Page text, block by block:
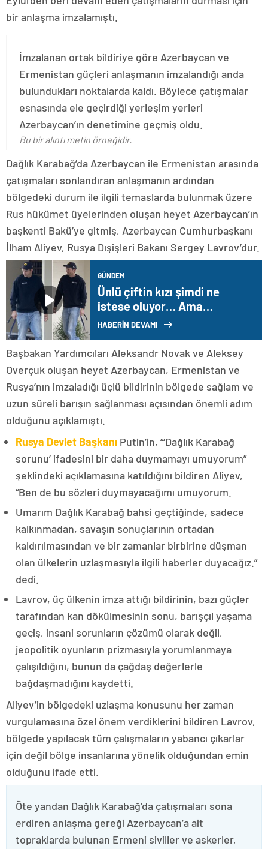
bir anlaşma imzalamıştı.
İmzalanan ortak bildiriye göre Azerbaycan ve
Ermenistan güçleri anlaşmanın imzalandığı anda
bulundukları noktalarda kaldı. Böylece çatışmalar
esnasında ele geçirdiği yerleşim yerleri
Azerbaycan’ın denetimine geçmiş oldu.
Bu bir alıntı metin örneğidir.
Dağlık Karabağ’da Azerbaycan ile Ermenistan arasında
çatışmaları sonlandıran anlaşmanın ardından
bölgedeki durum ile ilgili temaslarda bulunmak üzere
Rus hükümet üyelerinden oluşan heyet Azerbaycan’ın
başkenti Bakü’ye gitmiş, Azerbaycan Cumhurbaşkanı
İlham Aliyev, Rusya Dışişleri Bakanı Sergey Lavrov’dur.
GÜNDEM
Ünlü çiftin kızı şimdi ne
istese oluyor… Ama
büyüyünce çalışmazsa tek
Çocuklara miras yok!
HABERİN DEVAMI
Başbakan Yardımcıları Aleksandr Novak ve Aleksey
Overçuk oluşan heyet Azerbaycan, Ermenistan ve
Rusya’nın imzaladığı üçlü bildirinin bölgede sağlam ve
uzun süreli barışın sağlanması açısından önemli adım
olduğunu açıklamıştı.
Rusya Devlet Başkanı Putin’in, “‘Dağlık Karabağ
sorunu’ ifadesini bir daha duymamayı umuyorum”
şeklindeki açıklamasına katıldığını bildiren Aliyev,
“Ben de bu sözleri duymayacağımı umuyorum.
Umarım Dağlık Karabağ bahsi geçtiğinde, sadece
kalkınmadan, savaşın sonuçlarının ortadan
kaldırılmasından ve bir zamanlar birbirine düşman
olan ülkelerin uzlaşmasıyla ilgili haberler duyacağız.”
dedi.
Lavrov, üç ülkenin imza attığı bildirinin, bazı güçler
tarafından kan dökülmesinin sonu, barışçıl yaşama
geçiş, insani sorunların çözümü olarak değil,
jeopolitik oyunların prizmasıyla yorumlanmaya
çalışıldığını, bunun da çağdaş değerlerle
bağdaşmadığını kaydetti.
Aliyev’in bölgedeki uzlaşma konusunu her zaman
vurgulamasına özel önem verdiklerini bildiren Lavrov,
bölgede yapılacak tüm çalışmaların yabancı çıkarlar
için değil bölge insanlarına yönelik olduğundan emin
olduğunu ifade etti.
Öte yandan Dağlık Karabağ’da çatışmaları sona
erdiren anlaşma gereği Azerbaycan’a ait
topraklarda bulunan Ermeni siviller ve askerler,